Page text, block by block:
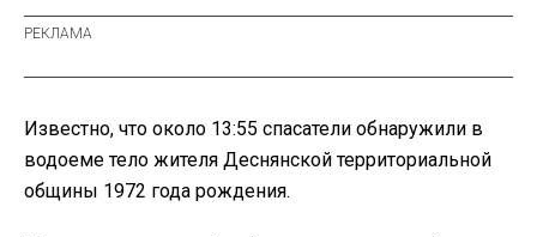
Известно, что около 13:55 спасатели обнаружили в
водоеме тело жителя Деснянской территориальной
общины 1972 года рождения.